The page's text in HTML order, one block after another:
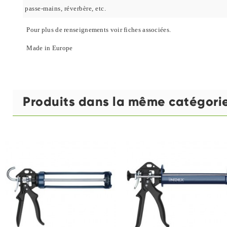
passe-mains, réverbère, etc.
Pour plus de renseignements voir fiches associées.
Made in Europe
Produits dans la même